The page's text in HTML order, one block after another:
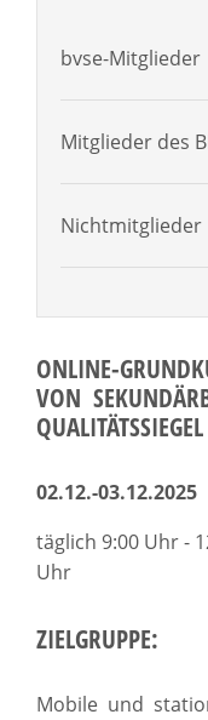
bvse-Mitglieder
Mitglieder des
Nichtmitglieder
ONLINE-
VON
QUALITÄTSSIEGEL
02.12.-03.12.2025
täglich 9:00 Uhr -
Uhr
ZIELGRUPPE:
Mobile und